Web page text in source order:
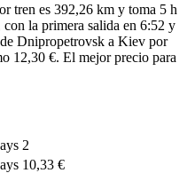
tren es 392,26 km y toma 5 h
la primera salida en 6:52 y
Dnipropetrovsk a Kiev por
12,30 €. El mejor precio para
2
10,33 €